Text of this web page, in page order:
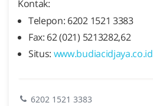
Kontak:
Telepon: 6202 1521 3383
Fax: 62 (021) 5213282,62
Situs: www.budiacidjaya.co.id
6202 1521 3383